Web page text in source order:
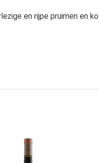
en rijpe pruimen en